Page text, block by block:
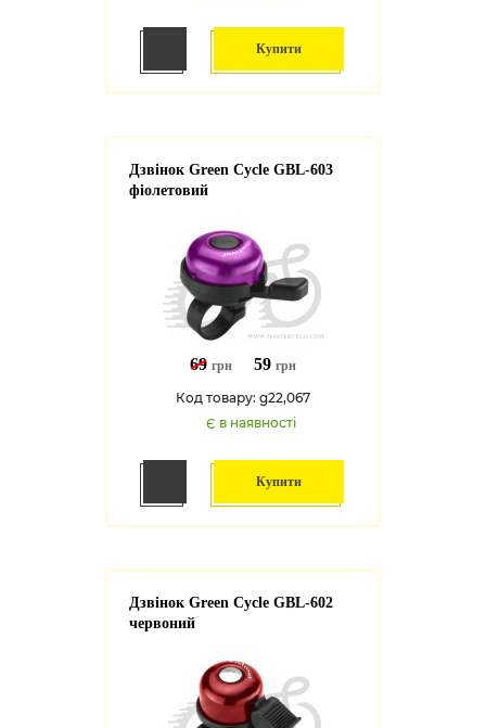
Купити
Дзвінок Green Cycle GBL-603
фіолетовий
69 грн 59 грн
Код товару: g22,067
Є в наявності
Купити
Дзвінок Green Cycle GBL-602
червоний